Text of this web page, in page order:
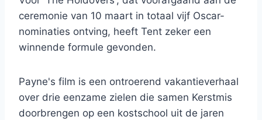
ceremonie van 10 maart in totaal vijf Oscar-
nominaties ontving, heeft Tent zeker een
winnende formule gevonden.
Payne's film is een ontroerend vakantieverhaal
over drie eenzame zielen die samen Kerstmis
doorbrengen op een kostschool uit de jaren